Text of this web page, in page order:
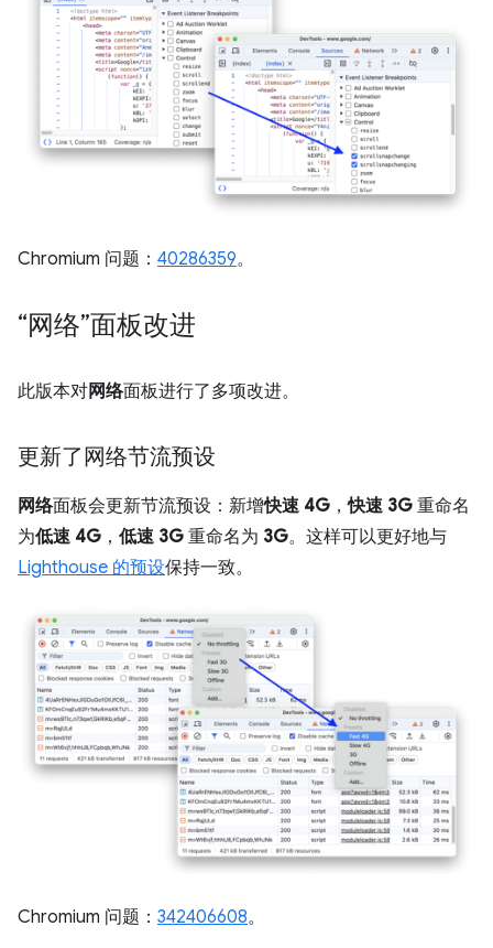
Chromium 问题： 40286359。
“网络”面板改进
此版本对网络面板进行了多项改进。
更新了网络节流预设
网络面板会更新节流预设：新增快速 4G ，快速 3G 重命名
为低速 4G ， 低速 3G 重命名为 3G。这样可以更好地与
Lighthouse 的预设保持一致。
Chromium 问题： 342406608。